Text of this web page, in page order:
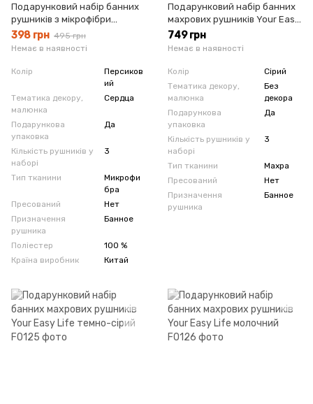
Подарунковий набір банних
рушників з мікрофібри
Сердечки персиковий
398 грн 495 грн
Немає в наявності
Колір
Персиков
ий
Тематика декору,
малюнка
Сердца
Подарункова
упаковка
Да
Кількість рушників у
наборі
3
Тип тканини
Микрофи
бра
Пресований
Нет
Призначення
рушника
Банное
Поліестер
100 %
Країна виробник
Китай
Подарунковий набір банних
махрових рушників Your Easy
Life сірий
749 грн
Немає в наявності
Колір
Сірий
Тематика декору,
малюнка
Без
декора
Подарункова
упаковка
Да
Кількість рушників у
наборі
3
Тип тканини
Махра
Пресований
Нет
Призначення
рушника
Банное